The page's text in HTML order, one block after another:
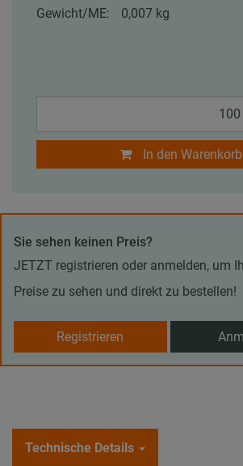
Gewicht/ME:
0,007 kg
In den Warenkorb
Sie sehen keinen Preis?
JETZT registrieren oder anmelden, um
Preise zu sehen und direkt zu bestellen!
Registrieren
Technische Details